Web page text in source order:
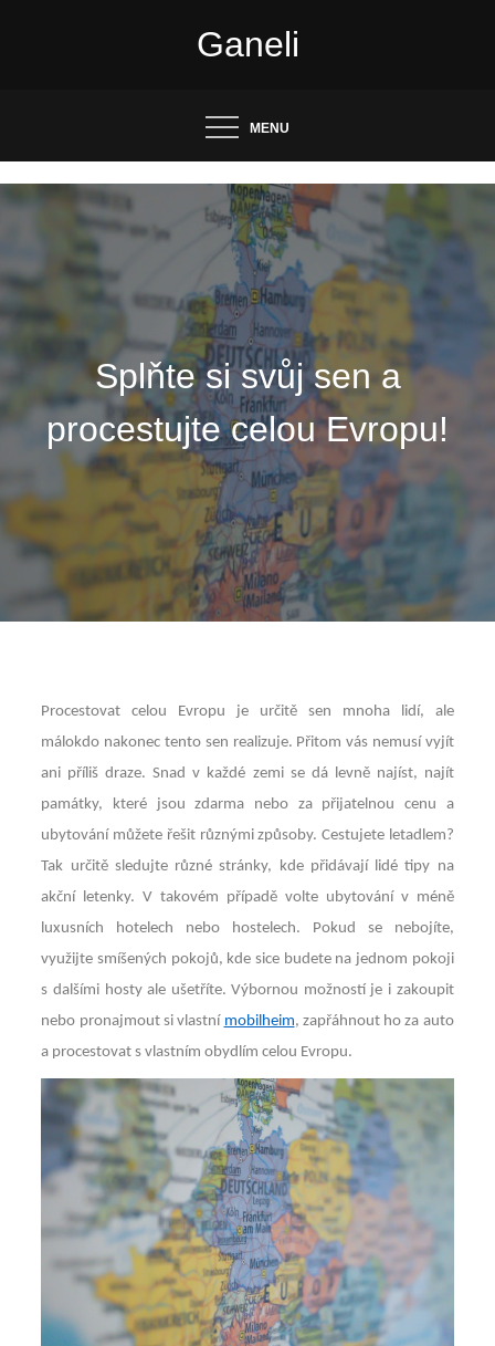
Ganeli
MENU
Splňte si svůj sen a
procestujte celou Evropu!
Procestovat celou Evropu je určitě sen mnoha lidí, ale
málokdo nakonec tento sen realizuje. Přitom vás nemusí vyjít
ani příliš draze. Snad v každé zemi se dá levně najíst, najít
památky, které jsou zdarma nebo za přijatelnou cenu a
ubytování můžete řešit různými způsoby. Cestujete letadlem?
Tak určitě sledujte různé stránky, kde přidávají lidé tipy na
akční letenky. V takovém případě volte ubytování v méně
luxusních hotelech nebo hostelech. Pokud se nebojíte,
využijte smíšených pokojů, kde sice budete na jednom pokoji
s dalšími hosty ale ušetříte. Výbornou možností je i zakoupit
nebo pronajmout si vlastní mobilheim, zapřáhnout ho za auto
a procestovat s vlastním obydlím celou Evropu.